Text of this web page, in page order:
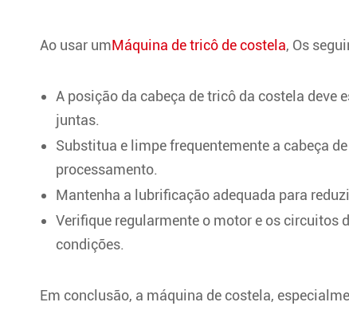
Ao usar umMáquina de tricô de costela, Os
A posição da cabeça de tricô da costela deve
juntas.
Substitua e limpe frequentemente a cabeça
processamento.
Mantenha a lubrificação adequada para
Verifique regularmente o motor e os circuitos
condições.
Em conclusão, a máquina de costela,